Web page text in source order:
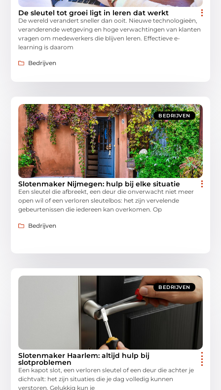
De sleutel tot groei ligt in leren dat werkt
De wereld verandert sneller dan ooit. Nieuwe technologieën,
veranderende wetgeving en hoge verwachtingen van klanten
vragen om medewerkers die blijven leren. Effectieve e-
learning is daarom
Bedrijven
BEDRIJVEN
Slotenmaker Nijmegen: hulp bij elke situatie
Een sleutel die afbreekt, een deur die onverwacht niet meer
open wil of een verloren sleutelbos: het zijn vervelende
gebeurtenissen die iedereen kan overkomen. Op
Bedrijven
BEDRIJVEN
Slotenmaker Haarlem: altijd hulp bij
slotproblemen
Een kapot slot, een verloren sleutel of een deur die achter je
dichtvalt: het zijn situaties die je dag volledig kunnen
verstoren. Gelukkig kun je